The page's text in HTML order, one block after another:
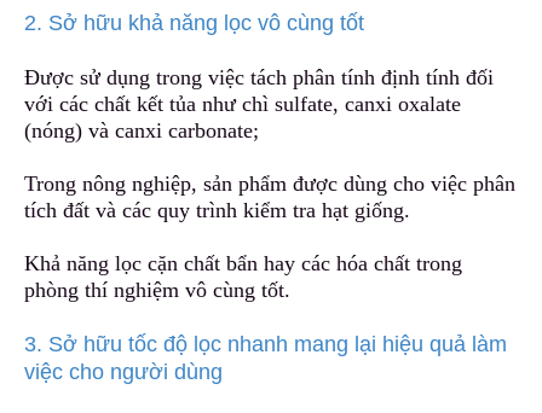
2. Sở hữu khả năng lọc vô cùng tốt
Được sử dụng trong việc tách phân tính định tính đối
với các chất kết tủa như chì sulfate, canxi oxalate
(nóng) và canxi carbonate;
Trong nông nghiệp, sản phẩm được dùng cho việc phân
tích đất và các quy trình kiểm tra hạt giống.
Khả năng lọc cặn chất bẩn hay các hóa chất trong
phòng thí nghiệm vô cùng tốt.
3. Sở hữu tốc độ lọc nhanh mang lại hiệu quả làm
việc cho người dùng